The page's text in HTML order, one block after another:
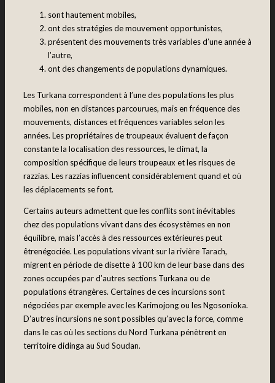
sont hautement mobiles,
ont des stratégies de mouvement opportunistes,
présentent des mouvements très variables d’une année à
l’autre,
ont des changements de populations dynamiques.
Les Turkana correspondent à l’une des populations les plus
mobiles, non en distances parcourues, mais en fréquence des
mouvements, distances et fréquences variables selon les
années. Les propriétaires de troupeaux évaluent de façon
constante la localisation des ressources, le climat, la
composition spécifique de leurs troupeaux et les risques de
razzias. Les razzias influencent considérablement quand et où
les déplacements se font.
Certains auteurs admettent que les conflits sont inévitables
chez des populations vivant dans des écosystèmes en non
équilibre, mais l’accès à des ressources extérieures peut
êtrenégociée. Les populations vivant sur la rivière Tarach,
migrent en période de disette à 100 km de leur base dans des
zones occupées par d’autres sections Turkana ou de
populations étrangères. Certaines de ces incursions sont
négociées par exemple avec les Karimojong ou les Ngosonioka.
D’autres incursions ne sont possibles qu’avec la force, comme
dans le cas où les sections du Nord Turkana pénètrent en
territoire didinga au Sud Soudan.